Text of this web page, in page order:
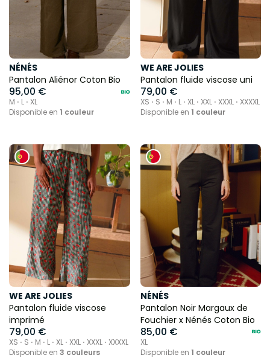
NÉNÉS
Pantalon Aliénor Coton Bio
95,00 €
M ⋅ L ⋅ XL
Disponible en 1 couleur
WE ARE JOLIES
Pantalon fluide viscose uni
79,00 €
XS ⋅ S ⋅ M ⋅ L ⋅ XL ⋅ XXL ⋅ XXXL ⋅ XXXXL
Disponible en 1 couleur
WE ARE JOLIES
Pantalon fluide viscose
imprimé
79,00 €
XS ⋅ S ⋅ M ⋅ L ⋅ XL ⋅ XXL ⋅ XXXL ⋅ XXXXL
Disponible en 3 couleurs
NÉNÉS
Pantalon Noir Margaux de
Fouchier x Nénés Coton Bio
85,00 €
XL
Disponible en 1 couleur